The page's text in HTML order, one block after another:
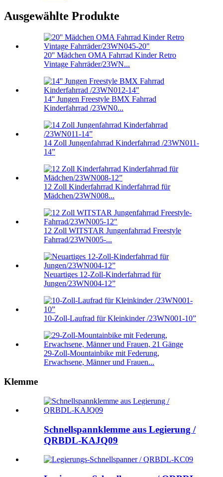
Ausgewählte Produkte
20'' Mädchen OMA Fahrrad Kinder Retro
Vintage Fahrräder/23WN...
14'' Jungen Freestyle BMX Fahrrad
Kinderfahrrad /23WN0...
14 Zoll Jungenfahrrad Kinderfahrrad /23WN011-
14”
12 Zoll Kinderfahrrad Kinderfahrrad für
Mädchen/23WN008...
12 Zoll WITSTAR Jungenfahrrad Freestyle
Fahrrad/23WN005-...
Neuartiges 12-Zoll-Kinderfahrrad für
Jungen/23WN004-12”
10-Zoll-Laufrad für Kleinkinder /23WN001-10”
29-Zoll-Mountainbike mit Federung,
Erwachsene, Männer und Frauen...
Klemme
Schnellspannklemme aus Legierung /
QRBDL-KAJQ09